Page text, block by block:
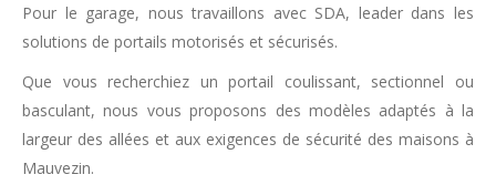
Pour le garage, nous travaillons avec SDA, leader dans les
solutions de portails motorisés et sécurisés.
Que vous recherchiez un portail coulissant, sectionnel ou
basculant, nous vous proposons des modèles adaptés à la
largeur des allées et aux exigences de sécurité des maisons à
Mauvezin.